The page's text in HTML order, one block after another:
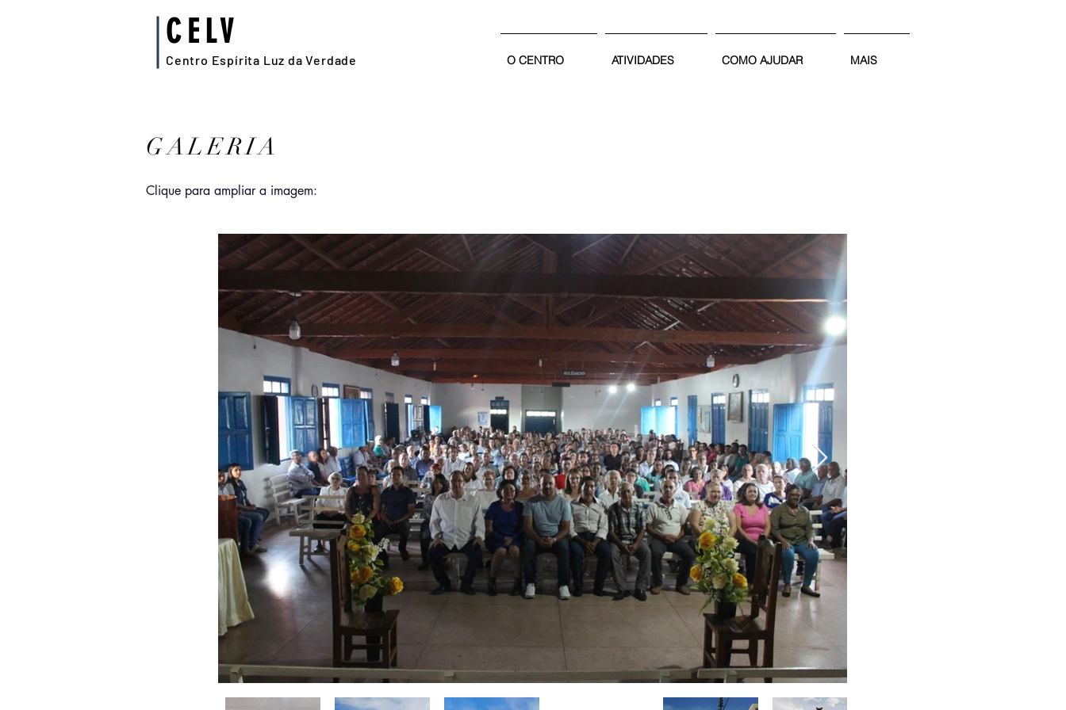
CELV
Centro Espírita Luz da Verdade O CENTRO ATIVIDADES COMO AJUDAR MAIS
GALERIA
Clique para ampliar a imagem: